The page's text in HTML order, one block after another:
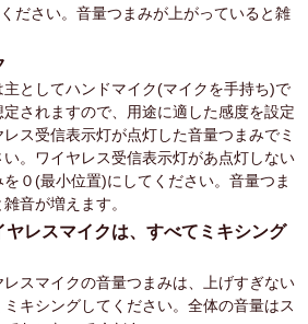
ださい。音量つまみが上がっていると雑
としてハンドマイク(マイクを手持ち)で
されますので、用途に適した感度を設定
ス受信表示灯が点灯した音量つまみでミ
。ワイヤレス受信表示灯があ点灯しない
０(最小位置)にしてください。音量つま
音が増えます。
ヤレスマイクは、すべてミキシング
スマイクの音量つまみは、上げすぎない
キシングしてください。全体の音量はス